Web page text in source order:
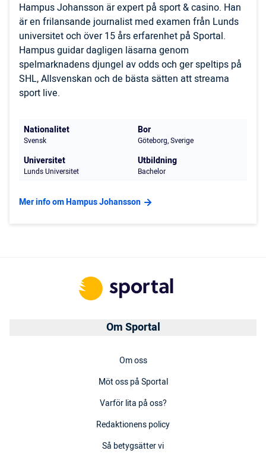
Hampus Johansson är expert på sport & casino. Han
är en frilansande journalist med examen från Lunds
universitet och över 15 års erfarenhet på Sportal.
Hampus guidar dagligen läsarna genom
spelmarknadens djungel av odds och ger speltips på
SHL, Allsvenskan och de bästa sätten att streama
sport live.
Nationalitet
Svensk
Bor
Göteborg, Sverige
Universitet
Lunds Universitet
Utbildning
Bachelor
Mer info om Hampus Johansson
Om Sportal
Om oss
Möt oss på Sportal
Varför lita på oss?
Redaktionens policy
Så betygsätter vi